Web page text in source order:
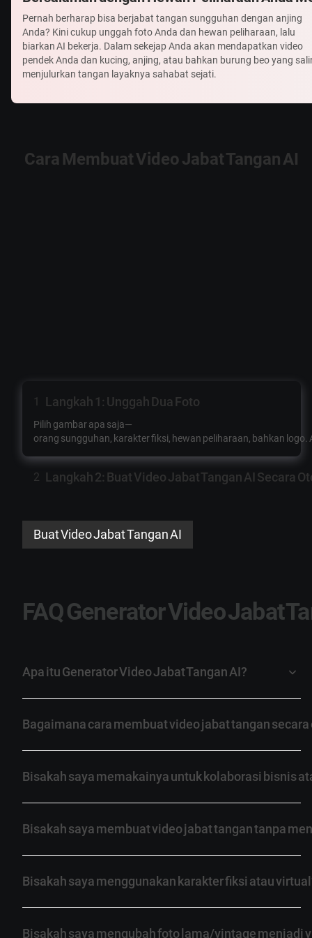
Pernah berharap bisa berjabat tangan sungguhan dengan anjing
Anda? Kini cukup unggah foto Anda dan hewan peliharaan, lalu
biarkan AI bekerja. Dalam sekejap Anda akan mendapatkan video
pendek Anda dan kucing, anjing, atau bahkan burung beo yang
menjulurkan tangan layaknya sahabat sejati.
Cara Membuat Video Jabat Tangan AI
1 Langkah 1: Unggah Dua Foto
Pilih gambar apa saja—
orang sungguhan, karakter fiksi, hewan peliharaan, bahkan
2 Langkah 2: Buat Video Jabat Tangan AI Secara
Buat Video Jabat Tangan AI
FAQ Generator Video Jabat
Apa itu Generator Video Jabat Tangan AI?
Bagaimana cara membuat video jabat tangan
Bisakah saya memakainya untuk kolaborasi bisnis
Bisakah saya membuat video jabat tangan tanpa
Bisakah saya menggunakan karakter fiksi atau
Bisakah saya mengubah foto lama/vintage menjadi